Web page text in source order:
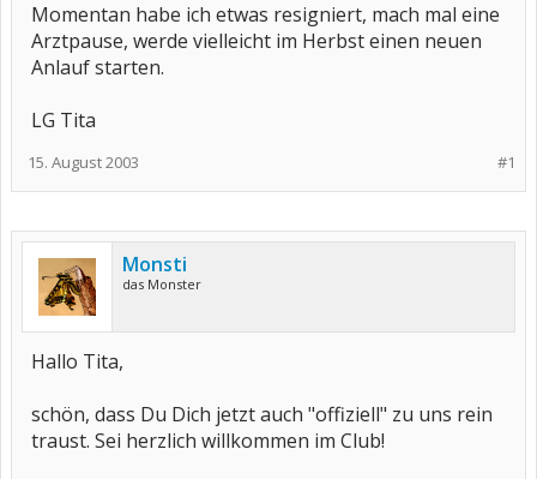
Momentan habe ich etwas resigniert, mach mal eine
Arztpause, werde vielleicht im Herbst einen neuen
Anlauf starten.
LG Tita
#1
15. August 2003
Monsti
das Monster
Hallo Tita,
schön, dass Du Dich jetzt auch "offiziell" zu uns rein
traust. Sei herzlich willkommen im Club!